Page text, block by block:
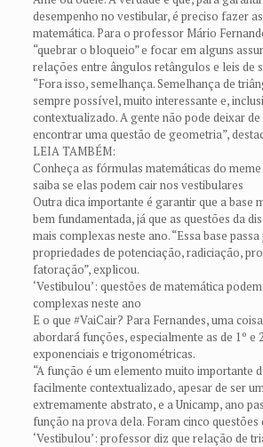
desempenho no vestibular, é preciso fazer
matemática. Para o professor Mário
“quebrar o bloqueio” e focar em alguns
relações entre ângulos retângulos e leis de
“Fora isso, semelhança. Semelhança de
sempre possível, muito interessante e,
contextualizado. A gente não pode deixar de
encontrar uma questão de geometria”,
LEIA TAMBÉM:
Conheça as fórmulas matemáticas do meme
saiba se elas podem cair nos vestibulares
Outra dica importante é garantir que a base
bem fundamentada, já que as questões da
mais complexas neste ano. “Essa base
propriedades de potenciação, radiciação,
fatoração”, explicou.
‘Vestibulou’: questões de matemática
complexas neste ano
E o que #VaiCair? Para Fernandes, uma
abordará funções, especialmente as de 1º e
exponenciais e trigonométricas.
“A função é um elemento muito importante
facilmente contextualizado, apesar de ser
extremamente abstrato, e a Unicamp, ano
função na prova dela. Foram cinco questões
‘Vestibulou’: professor diz que relação de